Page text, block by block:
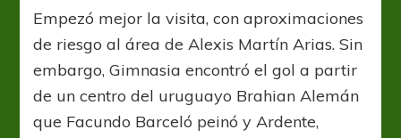
Empezó mejor la visita, con aproximaciones
de riesgo al área de Alexis Martín Arias. Sin
embargo, Gimnasia encontró el gol a partir
de un centro del uruguayo Brahian Alemán
que Facundo Barceló peinó y Ardente,